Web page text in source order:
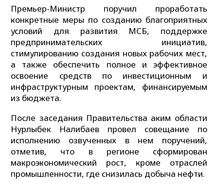
Премьер-Министр поручил проработать
конкретные меры по созданию благоприятных
условий для развития МСБ, поддержке
предпринимательских инициатив,
стимулированию создания новых рабочих мест,
а также обеспечить полное и эффективное
освоение средств по инвестиционным и
инфраструктурным проектам, финансируемым
из бюджета.
После заседания Правительства аким области
Нурлыбек Налибаев провел совещание по
исполнению озвученных в нем поручений,
отметив, что в регионе сформирован
макроэкономический рост, кроме отраслей
промышленности, где снизилась добыча нефти.